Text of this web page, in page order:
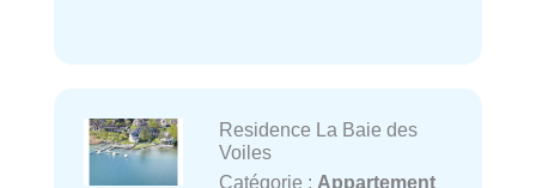
Residence La Baie des
Voiles
Catégorie : Appartement